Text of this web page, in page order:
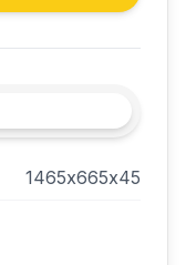
1465х665х45